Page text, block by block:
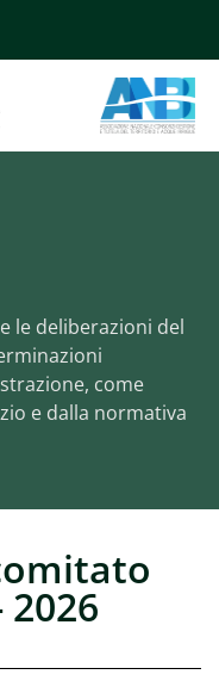
le deliberazioni del
come
e dalla normativa